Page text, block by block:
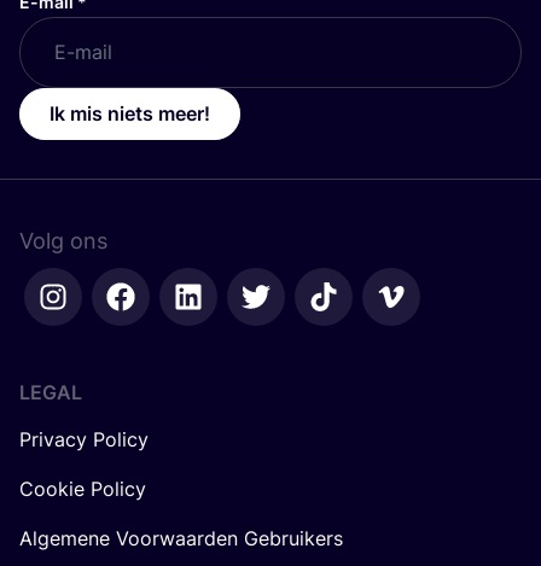
Ik mis niets meer!
Volg ons
LEGAL
Privacy Policy
Cookie Policy
Algemene Voorwaarden Gebruikers